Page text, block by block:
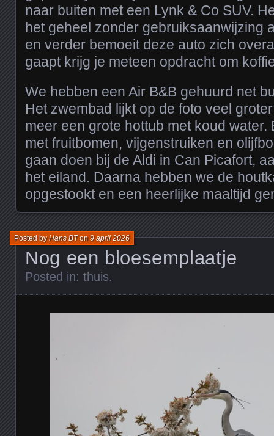
naar buiten met een Lynk & Co SUV.
het geheel zonder gebruiksaanwijzing
en verder bemoeit deze auto zich
gaapt krijg je meteen opdracht om
We hebben een Air B&B gehuurd net
Het zwembad lijkt op de foto veel
meer een grote hottub met koud water.
met fruitbomen, vijgenstruiken en
gaan doen bij de Aldi in Can Picafort,
het eiland. Daarna hebben we de
opgestookt en een heerlijke maaltijd
Nog een bloesemplaatje
Posted byHans BTon9 april 2026
Posted in: thuis.